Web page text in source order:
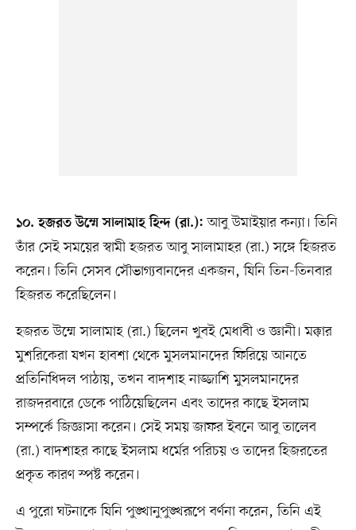
১০. হজরত উম্মে সালামাহ হিন্দ (রা.): আবু উমাইয়ার কন্যা। তিনি
তাঁর সেই সময়ের স্বামী হজরত আবু সালামাহর (রা.) সঙ্গে হিজরত
করেন। তিনি সেসব সৌভাগ্যবানদের একজন, যিনি তিন-তিনবার
হিজরত করেছিলেন।
হজরত উম্মে সালামাহ (রা.) ছিলেন খুবই মেধাবী ও জ্ঞানী। মক্কার
মুশরিকেরা যখন হাবশা থেকে মুসলমানদের ফিরিয়ে আনতে
প্রতিনিধিদল পাঠায়, তখন বাদশাহ নাজ্জাশি মুসলমানদের
রাজদরবারে ডেকে পাঠিয়েছিলেন এবং তাদের কাছে ইসলাম
সম্পর্কে জিজ্ঞাসা করেন। সেই সময় জাফর ইবনে আবু তালেব
(রা.) বাদশাহর কাছে ইসলাম ধর্মের পরিচয় ও তাদের হিজরতের
প্রকৃত কারণ স্পষ্ট করেন।
এ পুরো ঘটনাকে যিনি পুঙ্খানুপুঙ্খরূপে বর্ণনা করেন, তিনি এই